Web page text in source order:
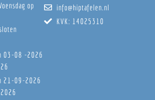
op
03-08 -2026
21-09-2026
info@hiptafelen.nl
KVK: 14025310